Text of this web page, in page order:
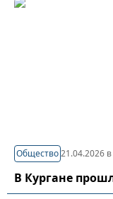
Общество21.04.2026 в
В Кургане